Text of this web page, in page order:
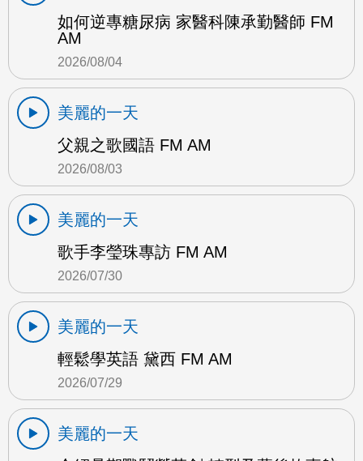
如何逆專糖尿病 家醫科陳承勤醫師 FM
AM
2026/08/04
美麗的一天
父親之歌國語 FM AM
2026/08/03
美麗的一天
歌手李瑩珠專訪 FM AM
2026/07/30
美麗的一天
輕鬆學英語 黛西 FM AM
2026/07/29
美麗的一天